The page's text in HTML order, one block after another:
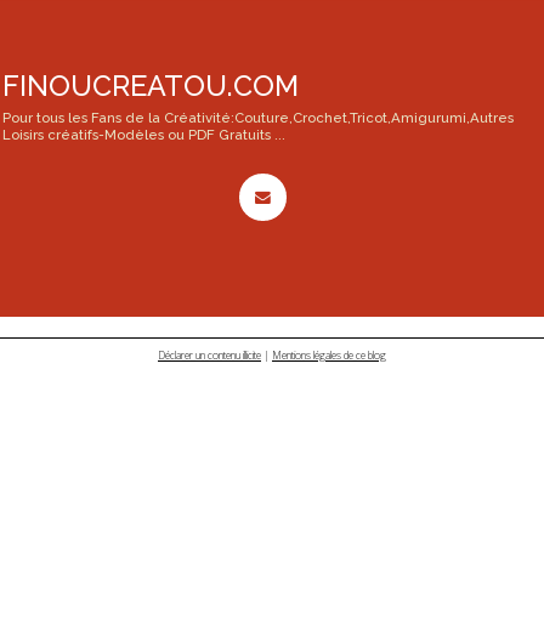
FINOUCREATOU.COM
Pour tous les Fans de la Créativité:Couture,Crochet,Tricot,Amigurumi,Autres
Loisirs créatifs-Modèles ou PDF Gratuits ...
Déclarer un contenu illicite | Mentions légales de ce blog